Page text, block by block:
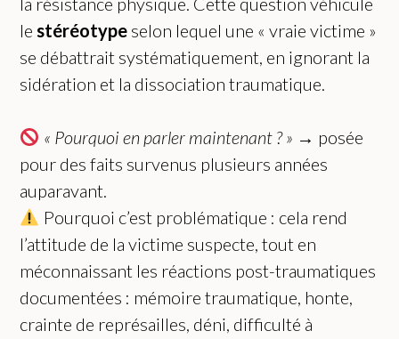
le stéréotype selon lequel une « vraie victime »
se débattrait systématiquement, en ignorant la
sidération et la dissociation traumatique.
« Pourquoi en parler maintenant ? » → posée
pour des faits survenus plusieurs années
auparavant.
Pourquoi c’est problématique : cela rend
l’attitude de la victime suspecte, tout en
méconnaissant les réactions post-traumatiques
documentées : mémoire traumatique, honte,
crainte de représailles, déni, difficulté à